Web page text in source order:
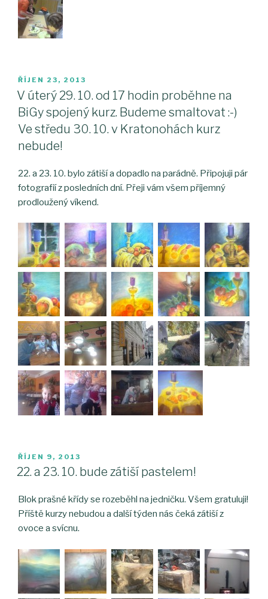
PUBLIKOVÁNO
ŘÍJEN 23, 2013
V úterý 29. 10. od 17 hodin proběhne na
BiGy spojený kurz. Budeme smaltovat :-)
Ve středu 30. 10. v Kratonohách kurz
nebude!
22. a 23. 10. bylo zátiší a dopadlo na parádně. Připojuji pár
fotografií z posledních dní. Přeji vám všem příjemný
prodloužený víkend.
PUBLIKOVÁNO
ŘÍJEN 9, 2013
22. a 23. 10. bude zátiší pastelem!
Blok prašné křídy se rozeběhl na jedničku. Všem gratuluji!
Příště kurzy nebudou a další týden nás čeká zátiší z
ovoce a svícnu.